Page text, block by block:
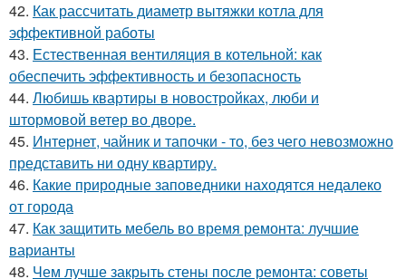
42. Как рассчитать диаметр вытяжки котла для
эффективной работы
43. Естественная вентиляция в котельной: как
обеспечить эффективность и безопасность
44. Любишь квартиры в новостройках, люби и
штормовой ветер во дворе.
45. Интернет, чайник и тапочки - то, без чего невозможно
представить ни одну квартиру.
46. Какие природные заповедники находятся недалеко
от города
47. Как защитить мебель во время ремонта: лучшие
варианты
48. Чем лучше закрыть стены после ремонта: советы